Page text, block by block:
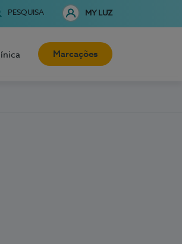
PESQUISA MY LUZ
Marcações